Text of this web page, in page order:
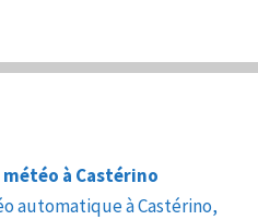
à Castérino
automatique à Castérino,